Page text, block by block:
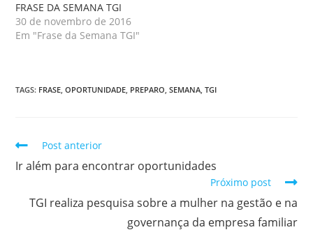
FRASE DA SEMANA TGI
30 de novembro de 2016
Em "Frase da Semana TGI"
TAGS: FRASE, OPORTUNIDADE, PREPARO, SEMANA, TGI
Post anterior
Ir além para encontrar oportunidades
Próximo post
TGI realiza pesquisa sobre a mulher na gestão e na
governança da empresa familiar